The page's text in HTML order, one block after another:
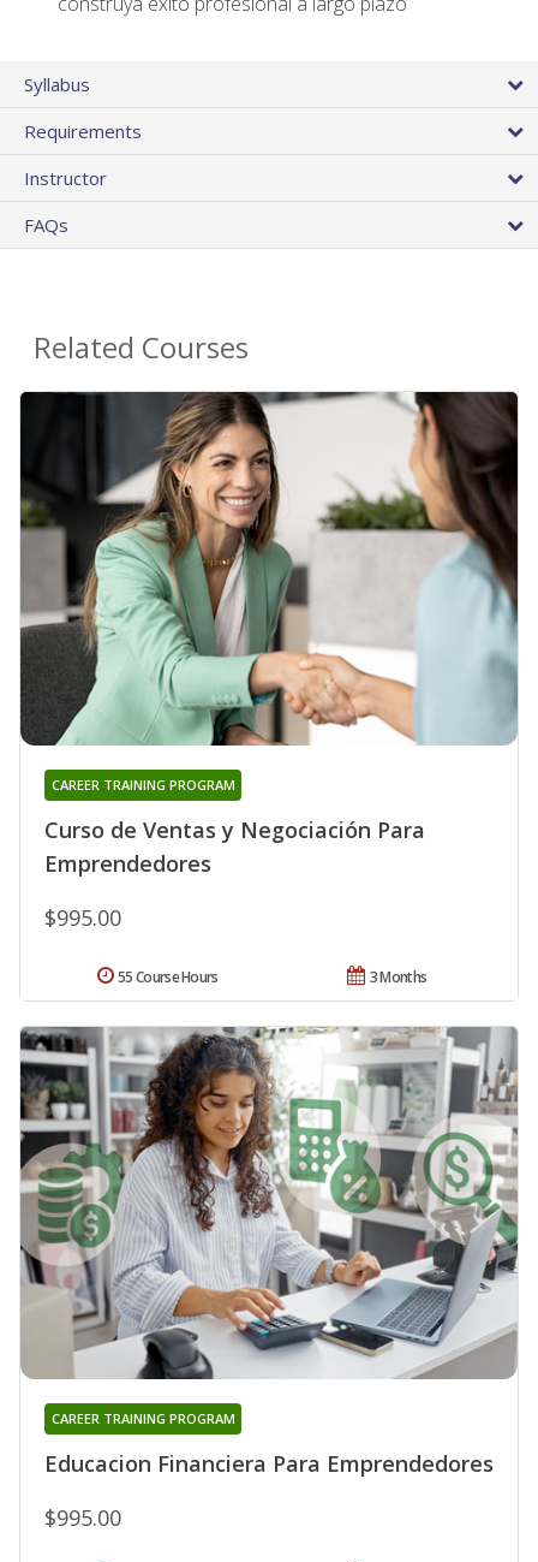
Syllabus
Requirements
Instructor
FAQs
Related Courses
Curso de Ventas y Negociación Para
Emprendedores
CAREER TRAINING PROGRAM
$995.00
3 Months
55 Course Hours
Educacion Financiera Para Emprendedores
CAREER TRAINING PROGRAM
$995.00